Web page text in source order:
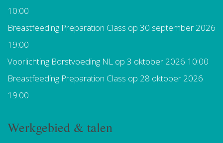
10:00
Breastfeeding Preparation Class op 30 september 2026
19:00
Voorlichting Borstvoeding NL op 3 oktober 2026 10:00
Breastfeeding Preparation Class op 28 oktober 2026
19:00
Werkgebied & talen